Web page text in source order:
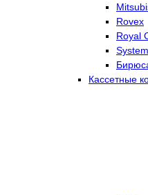
Rovex
Royal
Кассетные